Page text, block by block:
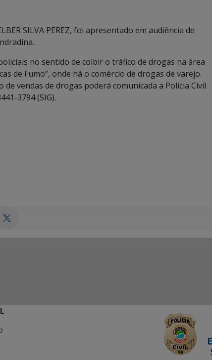
SILVA PEREZ, foi apresentado em audiência de
no sentido de coibir o tráfico de drogas na área
de Fumo”, onde há o comércio de drogas de varejo.
vendas de drogas poderá comunicada a Polícia Civil
3794 (SIG).